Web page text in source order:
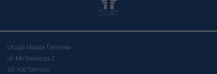
Urząd Miasta Tarnowa
ul. Mickiewicza 2
33-100 Tarnów